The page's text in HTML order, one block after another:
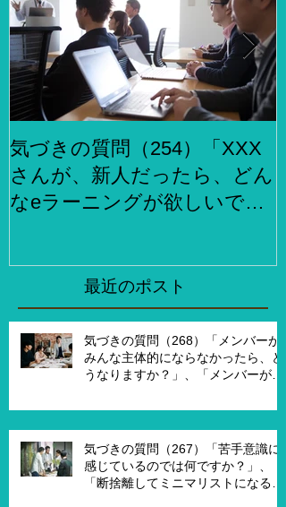
気づきの質問（254）「XXX
さんが、新人だったら、どん
なeラーニングが欲しいです
のですか？」最近のポスト
気づきの質問（268）「メンバーが
みんな主体的にならなかったら、ど
うなりますか？」、「メンバーが主
を実現したいですか？」、「XXさん
トを受ければ、主体的になります
か？」
気づきの質問（267）「苦手意識に
感じているのでは何ですか？」、
「断捨離してミニマリストになるの